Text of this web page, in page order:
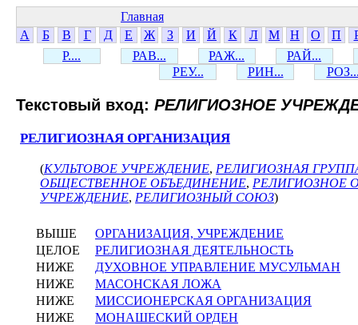
Главная
А
Б В Г Д Е Ж З И Й К Л М Н О П
Р....
РАВ... РАЖ...
РАЙ...
РЕУ...
РИН...
Текстовый вход: РЕЛИГИОЗНОЕ
РЕЛИГИОЗНАЯ ОРГАНИЗАЦИЯ
(КУЛЬТОВОЕ УЧРЕЖДЕНИЕ, РЕЛИГИОЗНАЯ
ОБЩЕСТВЕННОЕ ОБЪЕДИНЕНИЕ, РЕЛИГИОЗНОЕ
УЧРЕЖДЕНИЕ, РЕЛИГИОЗНЫЙ СОЮЗ)
ВЫШЕ
ОРГАНИЗАЦИЯ, УЧРЕЖДЕНИЕ
ЦЕЛОЕ
РЕЛИГИОЗНАЯ ДЕЯТЕЛЬНОСТЬ
НИЖЕ
ДУХОВНОЕ УПРАВЛЕНИЕ МУСУЛЬМАН
НИЖЕ
МАСОНСКАЯ ЛОЖА
НИЖЕ
МИССИОНЕРСКАЯ ОРГАНИЗАЦИЯ
НИЖЕ
МОНАШЕСКИЙ ОРДЕН